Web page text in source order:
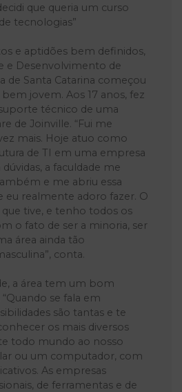
que queria um curso
tecnologias”
e aptidões bem definidos,
e Desenvolvimento de
de Santa Catarina começou
bem jovem. Aos 17 anos, fez
técnico de uma
de Joinville. “Fui me
mais. Hoje atuo como
de TI em uma empresa
a faculdade me
e me abriu essa
eu realmente adoro fazer. O
tive, e tenho todos os
o fato de ser a minoria, ser
área ainda tão
conta.
a área tem um bom
se fala em
são tantas e te
os mais diversos
todo mundo ao nosso
ou um computador, com
As empresas
de ferramentas e de